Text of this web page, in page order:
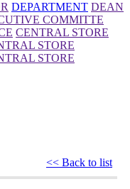
DEPARTMENT DEAN
COMMITTE
CENTRAL STORE
STORE
STORE
<< Back to list